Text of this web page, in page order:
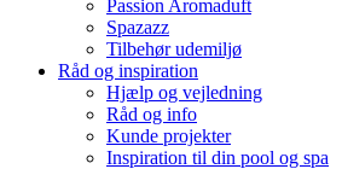
Passion Aromaduft
Spazazz
Tilbehør udemiljø
Råd og inspiration
Hjælp og vejledning
Råd og info
Kunde projekter
Inspiration til din pool og spa